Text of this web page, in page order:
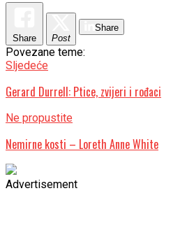
Share Post
Share
Povezane teme:
Sljedeće
Gerard Durrell: Ptice, zvijeri i rođaci
Ne propustite
Nemirne kosti – Loreth Anne White
Advertisement